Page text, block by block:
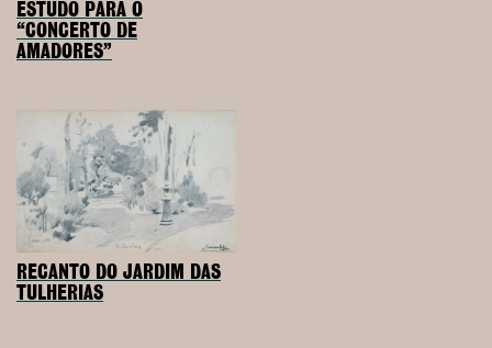
ESTUDO PARA O
“CONCERTO DE
AMADORES”
RECANTO DO JARDIM DAS
TULHERIAS